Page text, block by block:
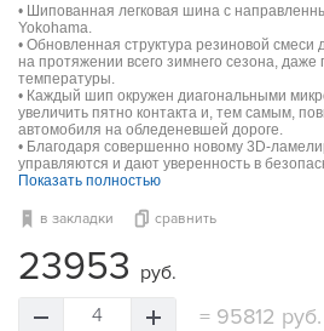
• Шипованная легковая шина с
Yokohama.
• Обновленная структура резиновой смеси
на протяжении всего зимнего сезона, даже
температуры.
• Каждый шип окружен диагональными
увеличить пятно контакта и, тем самым,
автомобиля на обледеневшей дороге.
• Благодаря совершенно новому 3D-
управляются и дают уверенность в
Показать полностью
в закладки сравнить
23953 руб.
4 = 95812 руб.